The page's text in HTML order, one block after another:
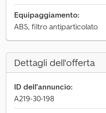
Equipaggiamento:
ABS, filtro antiparticolato
Dettagli dell'offerta
ID dell'annuncio:
A219-30-198